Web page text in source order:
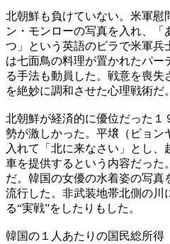
北朝鮮も負けていない。米軍慰
ン・モンローの写真を入れ、
つ」という英語のビラで米軍兵
は七面鳥の料理が置かれたパー
る手法も動員した。戦意を喪
を絶妙に調和させた心理戦術だ。
北朝鮮が経済的に優位だった１
勢が激しかった。平壌（ピョン
入れて「北に来なさい」とし
車を提供するという内容だった
だ。韓国の女優の水着姿の写
流行した。非武装地帯北側の川
る“実戦”をしたりもした。
韓国の１人あたりの国民総所得